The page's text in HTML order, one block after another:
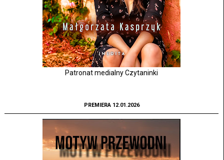
Patronat medialny Czytaninki
PREMIERA 12.01.2026